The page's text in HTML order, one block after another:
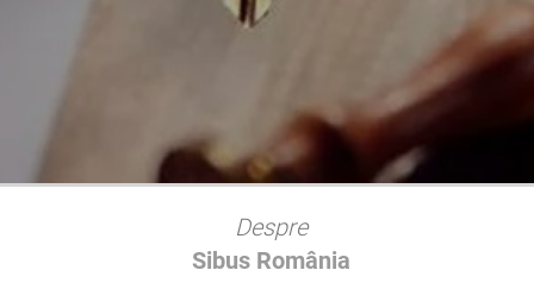
Despre
Sibus România